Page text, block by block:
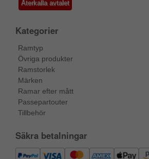
Återkalla avtalet
Kategorier
Ramtyp
Övriga produkter
Ramstorlek
Märken
Ramar efter mått
Passepartouter
Tillbehör
Säkra betalningar